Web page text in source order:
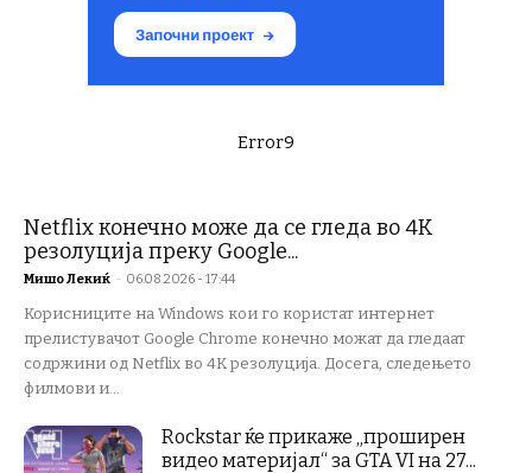
Error9
Netflix конечно може да се гледа во 4K
резолуција преку Google...
Мишо Лекиќ - 06.08.2026 - 17:44
Корисниците на Windows кои го користат интернет
прелистувачот Google Chrome конечно можат да гледаат
содржини од Netflix во 4K резолуција. Досега, следењето
филмови и...
Rockstar ќе прикаже „проширен
видео материјал“ за GTA VI на 27...